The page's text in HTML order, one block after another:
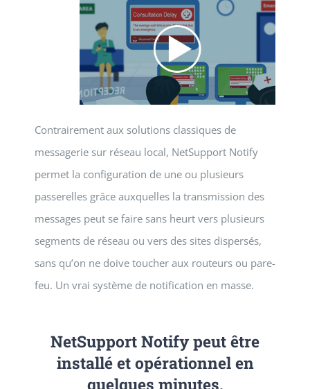
Contrairement aux solutions classiques de
messagerie sur réseau local, NetSupport Notify
permet la configuration de une ou plusieurs
passerelles grâce auxquelles la transmission des
messages peut se faire sans heurt vers plusieurs
segments de réseau ou vers des sites dispersés,
sans qu’on ne doive toucher aux routeurs ou pare-
feu. Un vrai système de notification en masse.
NetSupport Notify peut être
installé et opérationnel en
quelques minutes,